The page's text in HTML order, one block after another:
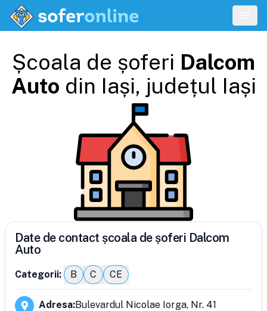
Școala de șoferi Dalcom
Auto din Iași, județul Iași
Date de contact școala de șoferi Dalcom
Auto
Categorii: B C CE
Adresa:Bulevardul Nicolae Iorga, Nr. 41